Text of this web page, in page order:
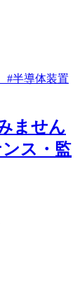
ません
ス・監